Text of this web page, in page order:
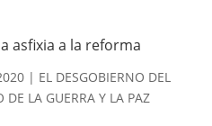
asfixia a la reforma
| EL DESGOBIERNO DEL
DE LA GUERRA Y LA PAZ